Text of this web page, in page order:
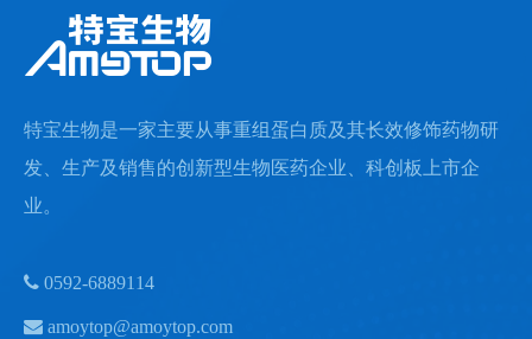
特宝生物是一家主要从事重组蛋白质及其长效修饰药物研
发、生产及销售的创新型生物医药企业、科创板上市企
业。
 0592-6889114
 amoytop@amoytop.com